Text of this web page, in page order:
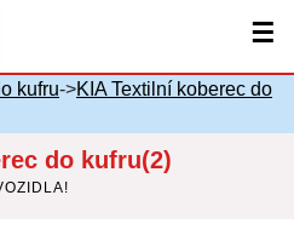
☰
kufru->KIA Textilní koberec do
do kufru(2)